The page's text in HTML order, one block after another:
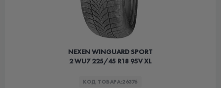
NEXEN WINGUARD SPORT
2 WU7 225/45 R18 95V XL
КОД ТОВАРА:26376